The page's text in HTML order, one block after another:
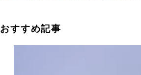
おすすめ記事